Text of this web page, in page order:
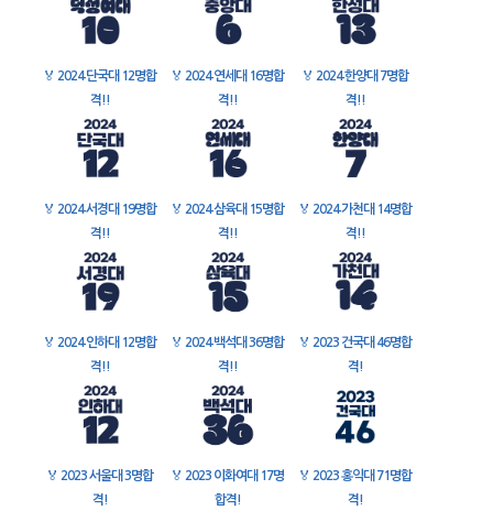
🏅 2024 단국대 12명합
격!!
🏅 2024 연세대 16명합
격!!
🏅 2024 한양대 7명합
격!!
🏅 2024 서경대 19명합
격!!
🏅 2024 삼육대 15명합
격!!
🏅 2024 가천대 14명합
격!!
🏅 2024 인하대 12명합
격!!
🏅 2024 백석대 36명합
격!!
🏅 2023 건국대 46명합
격!
🏅 2023 서울대 3명합
격!
🏅 2023 이화여대 17명
합격!
🏅 2023 홍익대 71명합
격!